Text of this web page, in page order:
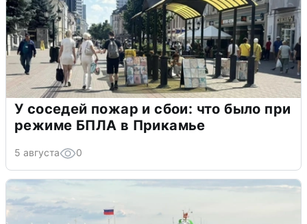
У соседей пожар и сбои: что было при
режиме БПЛА в Прикамье
5 августа 0